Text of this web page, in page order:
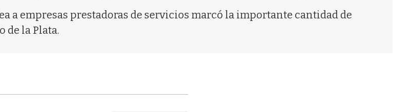
a empresas prestadoras de servicios marcó la importante cantidad de
de la Plata.